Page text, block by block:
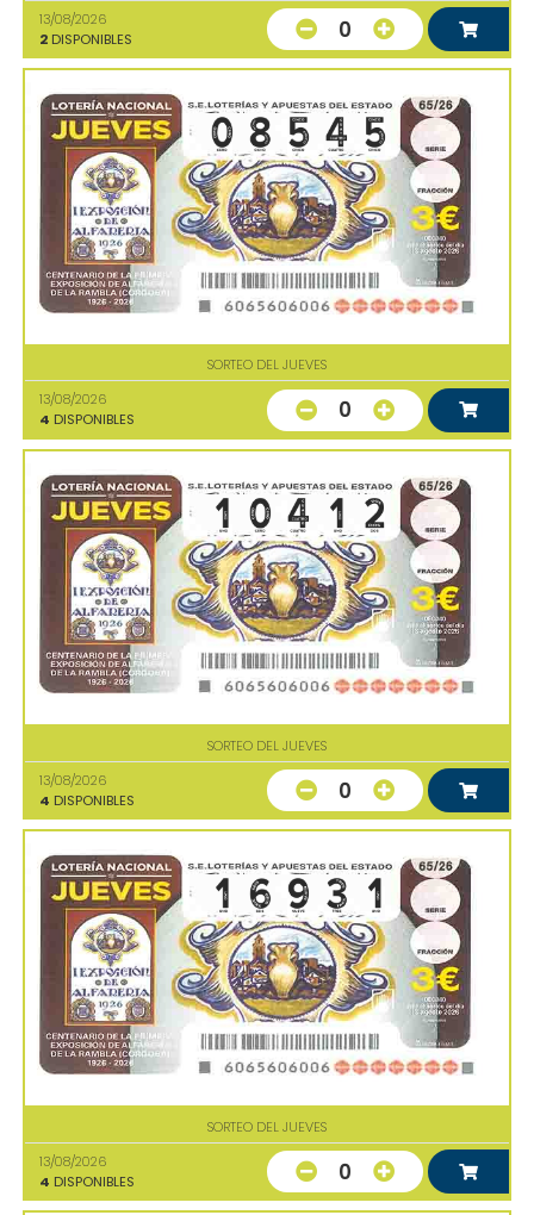
13/08/2026
2 DISPONIBLES 0
SORTEO DEL JUEVES
13/08/2026
4 DISPONIBLES 0
SORTEO DEL JUEVES
13/08/2026
4 DISPONIBLES 0
SORTEO DEL JUEVES
13/08/2026
4 DISPONIBLES 0